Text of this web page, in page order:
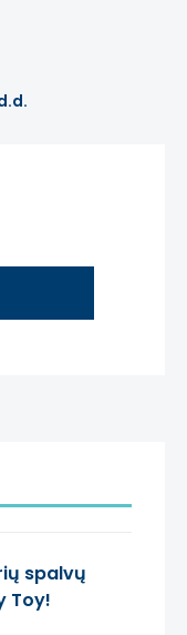
spalvų
Toy!